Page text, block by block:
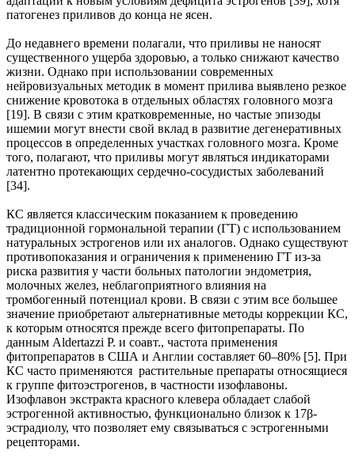
патогенез приливов до конца не ясен.
До недавнего времени полагали, что приливы не наносят
существенного ущерба здоровью, а только снижают качество
жизни. Однако при использовании современных
нейровизуальных методик в момент прилива выявлено резкое
снижение кровотока в отдельных областях головного мозга
[19]. В связи с этим кратковременные, но частые эпизоды
ишемии могут внести свой вклад в развитие дегенеративных
процессов в определенных участках головного мозга. Кроме
того, полагают, что приливы могут являться индикаторами
латентно протекающих сердечно-сосудистых заболеваний
[34].
КС является классическим показанием к проведению
традиционной гормональной терапии (ГТ) с использованием
натуральных эстрогенов или их аналогов. Однако существуют
противопоказания и ограничения к применению ГТ из-за
риска развития у части больных патологии эндометрия,
молочных желез, неблагоприятного влияния на
тромбогенный потенциал крови. В связи с этим все большее
значение приобретают альтернативные методы коррекции КС,
к которым относятся прежде всего фитопрепараты. По
данным Aldertazzi P. и соавт., частота применения
фитопрепаратов в США и Англии составляет 60–80% [5]. При
КС часто применяются растительные препараты относящиеся
к группе фитоэстрогенов, в частности изофлавоны.
Изофлавон экстракта красного клевера обладает слабой
эстрогенной активностью, функционально близок к 17β-
эстрадиолу, что позволяет ему связываться с эстрогенными
рецепторами.